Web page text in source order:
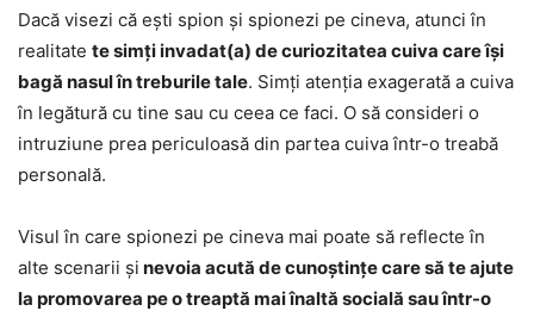
Dacă visezi că ești spion și spionezi pe cineva, atunci în
realitate te simți invadat(a) de curiozitatea cuiva care își
bagă nasul în treburile tale. Simți atenția exagerată a cuiva
în legătură cu tine sau cu ceea ce faci. O să consideri o
intruziune prea periculoasă din partea cuiva într-o treabă
personală.
Visul în care spionezi pe cineva mai poate să reflecte în
alte scenarii și nevoia acută de cunoștințe care să te ajute
la promovarea pe o treaptă mai înaltă socială sau într-o